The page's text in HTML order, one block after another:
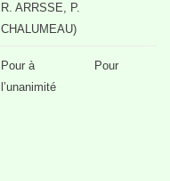
R. ARRSSE, P.
CHALUMEAU)
Pour à
l’unanimité
Pour